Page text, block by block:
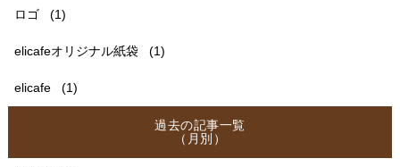
ロゴ (1)
elicafeオリジナル紙袋 (1)
elicafe (1)
過去の記事一覧
（月別）